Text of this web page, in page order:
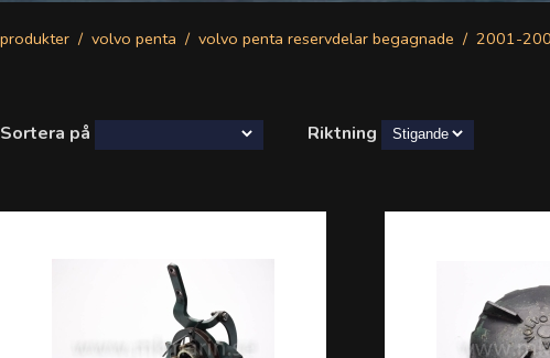
produkter volvo penta volvo penta reservdelar begagnade 2001-
Sortera på Riktning